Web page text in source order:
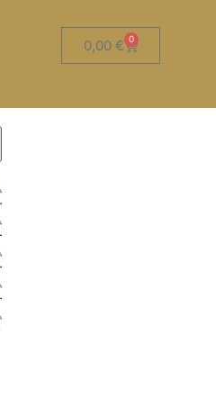
0,00€ 0